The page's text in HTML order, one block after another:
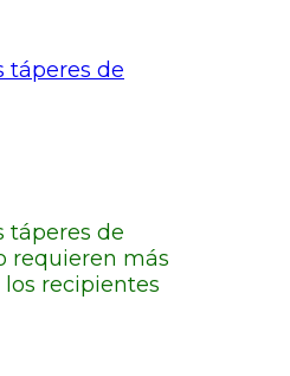
táperes de
táperes de
requieren más
recipientes